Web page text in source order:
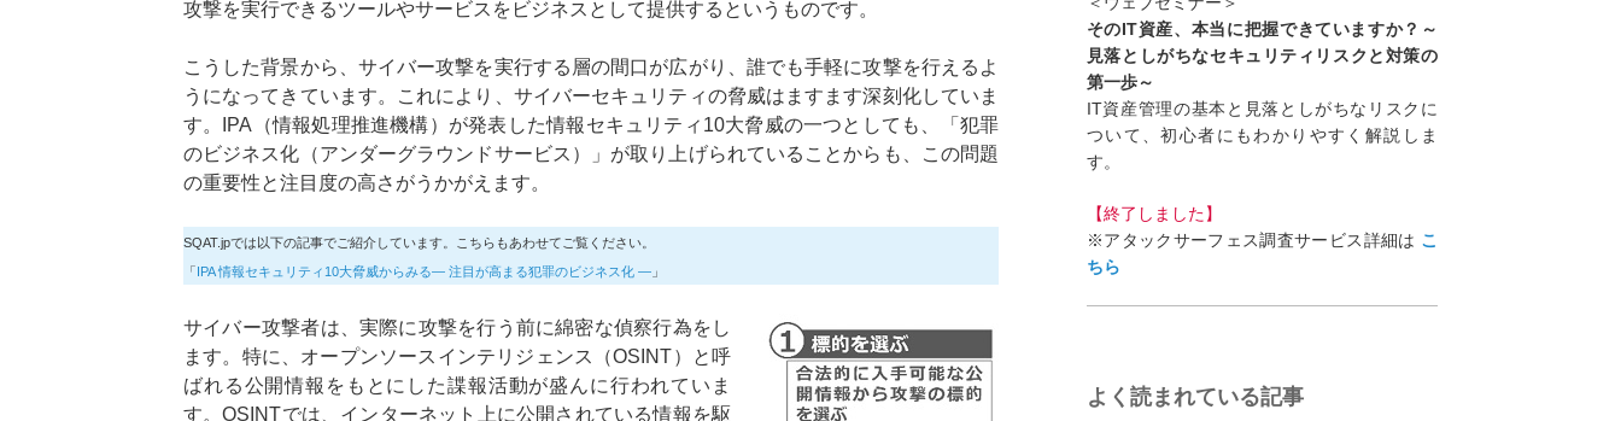
攻撃を実行できるツールやサービスをビジネスとして提供するというものです。
こうした背景から、サイバー攻撃を実行する層の間口が広がり、誰でも手軽に攻撃を行えるよ
うになってきています。これにより、サイバーセキュリティの脅威はますます深刻化していま
す。IPA（情報処理推進機構）が発表した情報セキュリティ10大脅威の一つとしても、「犯罪
のビジネス化（アンダーグラウンドサービス）」が取り上げられていることからも、この問題
の重要性と注目度の高さがうかがえます。
SQAT.jpでは以下の記事でご紹介しています。こちらもあわせてご覧ください。
「
IPA 情報セキュリティ10大脅威からみる― 注目が高まる犯罪のビジネス化 ― 」
サイバー攻撃者は、実際に攻撃を行う前に綿密な偵察行為をし
ます。特に、オープンソースインテリジェンス（OSINT）と呼
ばれる公開情報をもとにした諜報活動が盛んに行われていま
す。OSINTでは、インターネット上に公開されている情報を駆
そのIT資産、本当に把握できていますか？～
見落としがちなセキュリティリスクと対策の
第一歩～
IT資産管理の基本と見落としがちなリスクに
ついて、初心者にもわかりやすく解説しま
す。
【終了しました】
※アタックサーフェス調査サービス詳細は こ
ちら
よく読まれている記事